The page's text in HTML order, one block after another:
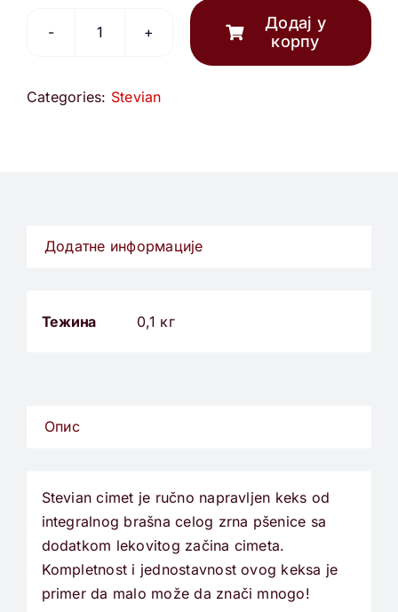
Stevian
количина
Додај у
корпу
Categories: Stevian
Додатне информације
Тежина 0,1 кг
Опис
Stevian cimet je ručno napravljen keks od
integralnog brašna celog zrna pšenice sa
dodatkom lekovitog začina cimeta.
Kompletnost i jednostavnost ovog keksa je
primer da malo može da znači mnogo!